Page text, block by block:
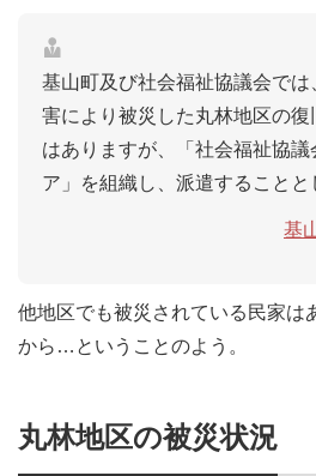
基山町及び社会福祉協議会では
害により被災した丸林地区の
はありますが、「社会福祉協議
ア」を組織し、派遣することと
基
他地区でも被災されている民家は
から…ということのよう。
丸林地区の被災状況